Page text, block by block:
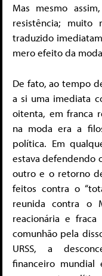
Mas mesmo
resistência;
traduzido
mero efeito da
De fato, ao tempo
a si uma imediata
oitenta, em franca
na moda era a
política. Em
estava defendendo
outro e o retorno
feitos contra o
reunida contra o
reacionária e
comunhão pela
URSS, a
financeiro